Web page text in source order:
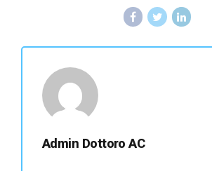
Admin Dottoro AC